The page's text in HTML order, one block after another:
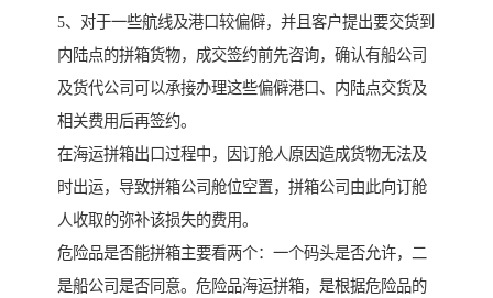
5、对于一些航线及港口较偏僻，并且客户提出要交货到
内陆点的拼箱货物，成交签约前先咨询，确认有船公司
及货代公司可以承接办理这些偏僻港口、内陆点交货及
相关费用后再签约。
在海运拼箱出口过程中，因订舱人原因造成货物无法及
时出运，导致拼箱公司舱位空置，拼箱公司由此向订舱
人收取的弥补该损失的费用。
危险品是否能拼箱主要看两个：一个码头是否允许，二
是船公司是否同意。危险品海运拼箱，是根据危险品的